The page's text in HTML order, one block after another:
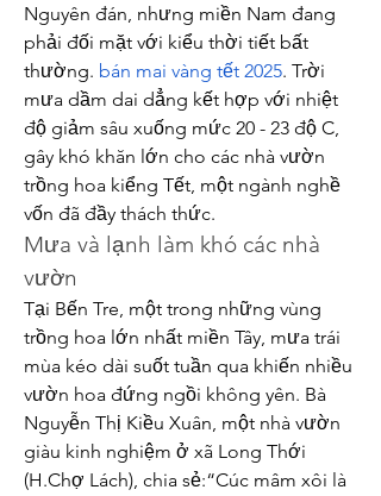
Nguyên đán, nhưng miền Nam đang
phải đối mặt với kiểu thời tiết bất
thường. bán mai vàng tết 2025. Trời
mưa dầm dai dẳng kết hợp với nhiệt
độ giảm sâu xuống mức 20 - 23 độ C,
gây khó khăn lớn cho các nhà vườn
trồng hoa kiểng Tết, một ngành nghề
vốn đã đầy thách thức.
Mưa và lạnh làm khó các nhà
vườn
Tại Bến Tre, một trong những vùng
trồng hoa lớn nhất miền Tây, mưa trái
mùa kéo dài suốt tuần qua khiến nhiều
vườn hoa đứng ngồi không yên. Bà
Nguyễn Thị Kiều Xuân, một nhà vườn
giàu kinh nghiệm ở xã Long Thới
(H.Chợ Lách), chia sẻ:“Cúc mâm xôi là